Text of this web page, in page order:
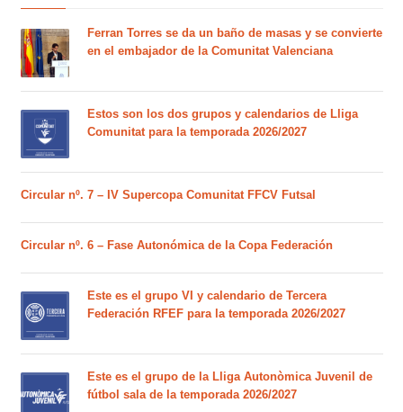
Ferran Torres se da un baño de masas y se convierte
en el embajador de la Comunitat Valenciana
Estos son los dos grupos y calendarios de Lliga
Comunitat para la temporada 2026/2027
Circular nº. 7 – IV Supercopa Comunitat FFCV Futsal
Circular nº. 6 – Fase Autonómica de la Copa Federación
Este es el grupo VI y calendario de Tercera
Federación RFEF para la temporada 2026/2027
Este es el grupo de la Lliga Autonòmica Juvenil de
fútbol sala de la temporada 2026/2027